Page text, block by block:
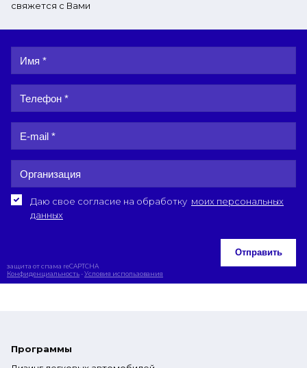
свяжется с Вами
Даю свое согласие на обработку моих персональных
данных
Отправить
защита от спама reCAPTCHA
Конфиденциальность-Условия использования
Программы